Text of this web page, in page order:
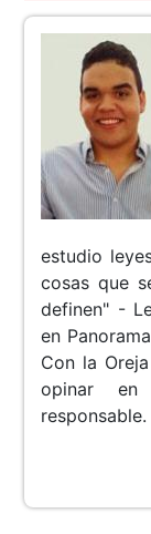
estudio
cosas que
definen" -
en
Con la
opinar en
responsable.